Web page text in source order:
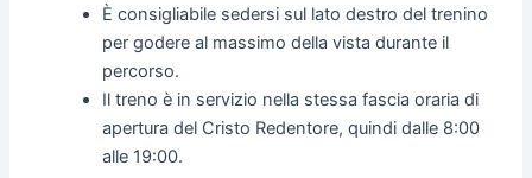
È consigliabile sedersi sul lato destro del trenino
per godere al massimo della vista durante il
percorso.
Il treno è in servizio nella stessa fascia oraria di
apertura del Cristo Redentore, quindi dalle 8:00
alle 19:00.